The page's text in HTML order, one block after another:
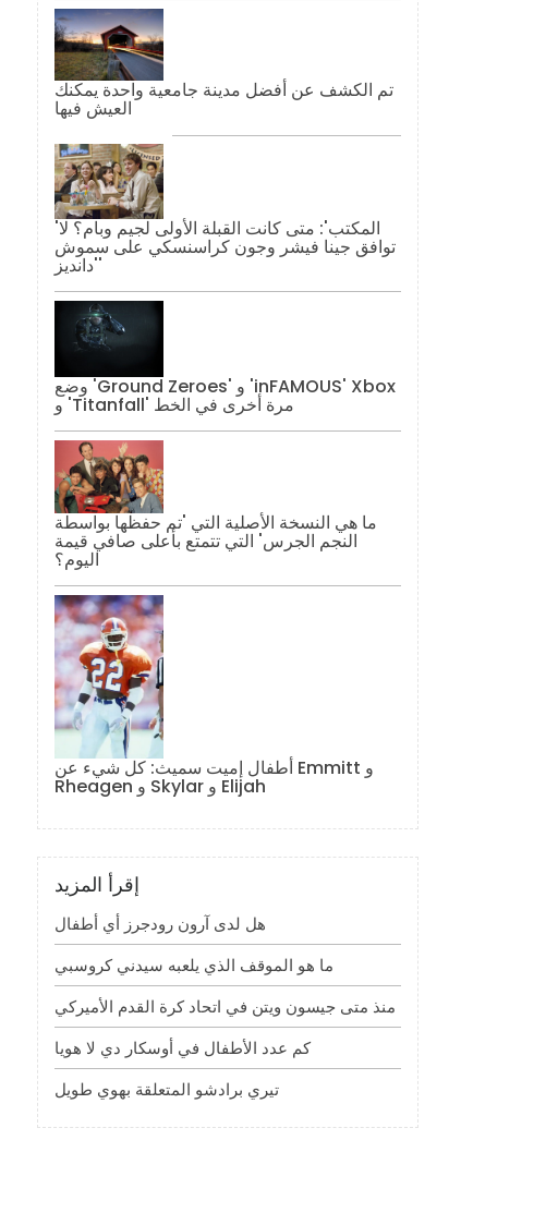
تم الكشف عن أفضل مدينة جامعية واحدة يمكنك
العيش فيها
'المكتب': متى كانت القبلة الأولى لجيم وبام؟ لا
توافق جينا فيشر وجون كراسنسكي على سموش
'دانديز'
وضع 'Ground Zeroes' و 'inFAMOUS' Xbox
و 'Titanfall' مرة أخرى في الخط
ما هي النسخة الأصلية التي 'تم حفظها بواسطة
النجم الجرس' التي تتمتع بأعلى صافي قيمة
اليوم؟
أطفال إميت سميث: كل شيء عن Emmitt و
Rheagen و Skylar و Elijah
إقرأ المزيد
هل لدى آرون رودجرز أي أطفال
ما هو الموقف الذي يلعبه سيدني كروسبي
منذ متى جيسون ويتن في اتحاد كرة القدم الأميركي
كم عدد الأطفال في أوسكار دي لا هويا
تيري برادشو المتعلقة بهوي طويل